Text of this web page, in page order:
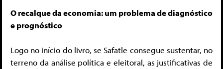
O recalque da economia: um problema de diagnóstico
e prognóstico
Logo no início do livro, se Safatle consegue sustentar, no
terreno da análise política e eleitoral, as justificativas de